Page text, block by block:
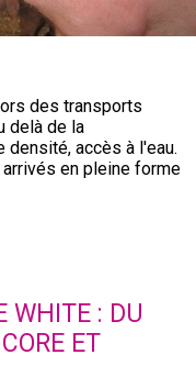
des transports
delà de la
accès à l'eau.
en pleine forme
WHITE : DU
ET